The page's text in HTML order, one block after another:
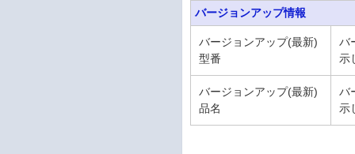
バージョンアップ情報
バージョンアップ(最新)
型番
バ
示
バージョンアップ(最新)
品名
バ
示